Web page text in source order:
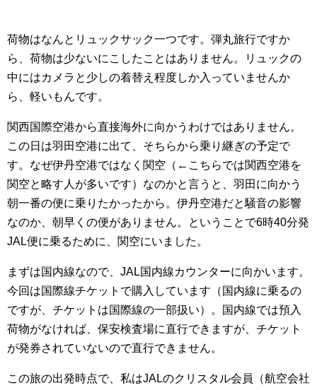
荷物はなんとリュックサック一つです。弾丸旅行ですか
ら、荷物は少ないにこしたことはありません。リュックの
中にはカメラと少しの着替え程度しか入っていませんか
ら、軽いもんです。
関西国際空港から直接海外に向かうわけではありません。
この日は羽田空港に出て、そちらから乗り継ぎの予定で
す。なぜ伊丹空港ではなく関空（←こちらでは関西空港を
関空と略す人が多いです）なのかと言うと、羽田に向かう
朝一番の便に乗りたかったから。伊丹空港だと騒音の影響
なのか、朝早くの便がありません。ということで6時40分発
JAL便に乗るために、関空にいました。
まずは国内線なので、 JAL国内線カウンターに向かいます。
今回は国際線チケットで購入しています（国内線に乗るの
ですが、チケットは国際線の一部扱い）。国内線では預入
荷物がなければ、保安検査場に直行できますが、チケット
が発券されていないので直行できません。
この旅の出発時点で、私はJALのクリスタル会員（航空会社